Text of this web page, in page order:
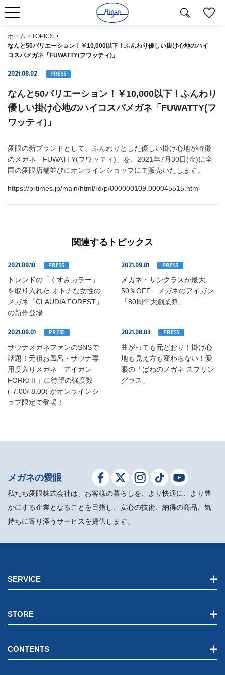
ホーム
TOPICS
なんと50バリエーション！￥10,000以下！ふんわり優しい掛け心地のハイ
コスパメガネ「FUWATTY(フワッティ)」
2021.08.02 PRESS
なんと50バリエーション！￥10,000以下！ふんわり
優しい掛け心地のハイコスパメガネ「FUWATTY(フ
ワッティ)」
愛眼の新ブランドとして、ふんわりとした優しい掛け心地が特徴
のメガネ「FUWATTY(フワッティ)」を、2021年7月30日(金)に全
国の愛眼店舗並びにオンラインショップにて販売いたします。
https://prtimes.jp/main/html/rd/p/000000109.000045515.html
関連するトピックス
2021.09.10 PRESS
トレンドの「くすみカラー」
を取り入れた オトナな女性の
メガネ「CLAUDIA FOREST」
の新作登場
2021.09.01 PRESS
メガネ・サングラスが最大
50％OFF メガネのアイガン
「80周年大創業祭」
2021.09.01 PRESS
サウナメガネファンのSNSで
話題！元祖お風呂・サウナ専
用度入りメガネ「アイガン
FORゆⅡ」に待望の強度数
(-7.00/-8.00) がオンラインシ
ョプ限定で登場！
2021.08.03 PRESS
曲がっても元どおり！掛け心
地も見え方も変わらない！愛
眼の「ばねのメガネ スプリン
グラス」
メガネの愛眼
私たち愛眼株式会社は、お客様の暮らしを、より快適に、より豊
かにする企業となることを目指し、安心の技術、納得の商品、気
持ちに寄り添うサービスを提供します。
SERVICE
STORE
CONTENTS